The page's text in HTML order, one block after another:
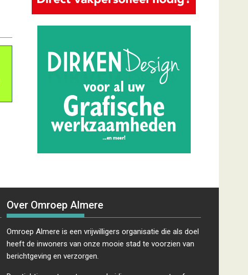
Over Omroep Almere
Omroep Almere is een vrijwilligers organisatie die als doel
heeft de inwoners van onze mooie stad te voorzien van
berichtgeving en verzorgen.